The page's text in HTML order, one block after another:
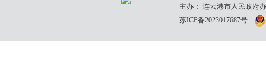
主办： 连云港市人民政
苏ICP备2023017687号